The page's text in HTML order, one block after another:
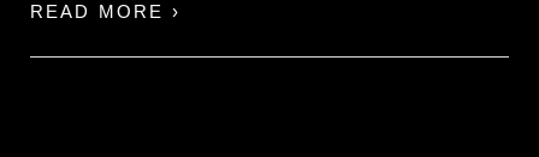
READ MORE ›